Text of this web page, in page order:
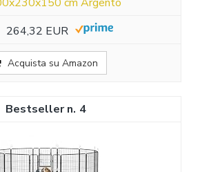
264,32 EUR
Acquista su Amazon
4